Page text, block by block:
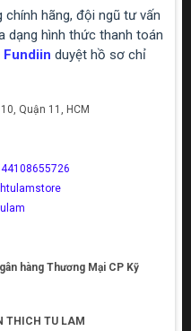
hãng, đội ngũ tư vấn
dạng hình thức thanh toán
Fundiin duyệt hồ sơ chỉ
Quận 11, HCM
hàng Thương Mại CP Kỹ
THICH TU LAM